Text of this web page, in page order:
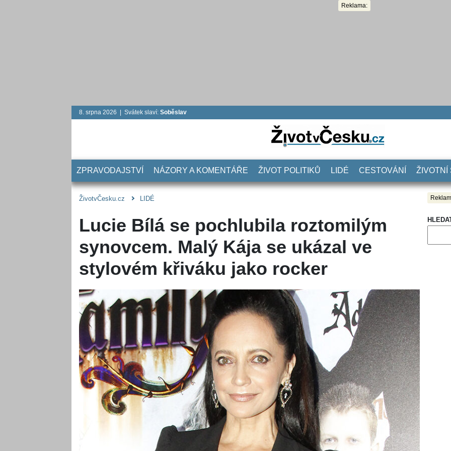
Reklama:
8. srpna 2026 | Svátek slaví: Soběslav
ZPRAVODAJSTVÍ NÁZORY A KOMENTÁŘE ŽIVOT POLITIKŮ LIDÉ CESTOVÁNÍ ŽIVOTNÍ
ŽivotvČesku.cz LIDÉ
Lucie Bílá se pochlubila roztomilým
synovcem. Malý Kája se ukázal ve
stylovém křiváku jako rocker